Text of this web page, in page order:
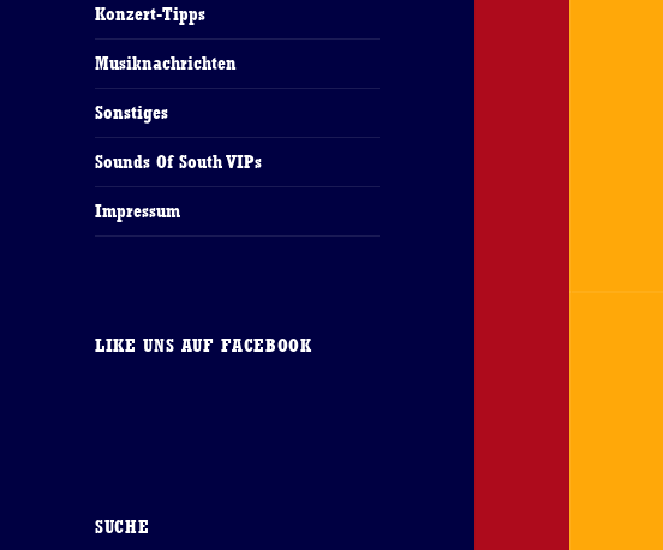
Konzert-Tipps
Musiknachrichten
Sonstiges
Sounds Of South VIPs
Impressum
LIKE UNS AUF FACEBOOK
SUCHE